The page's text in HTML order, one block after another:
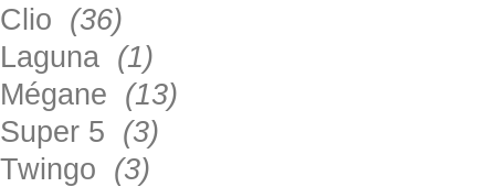
Clio (36)
Laguna (1)
Mégane (13)
Super 5 (3)
Twingo (3)